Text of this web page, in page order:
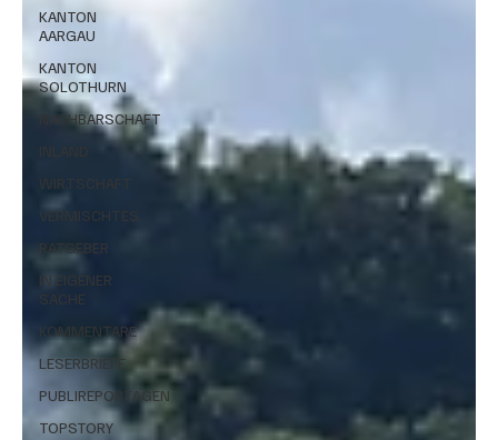
KANTON
AARGAU
KANTON
SOLOTHURN
NACHBARSCHAFT
WIRTSCHAFT
VERMISCHTES
RATGEBER
IN EIGENER
SACHE
KOMMENTARE
LESERBRIEFE
PUBLIREPORTAGEN
TOPSTORY